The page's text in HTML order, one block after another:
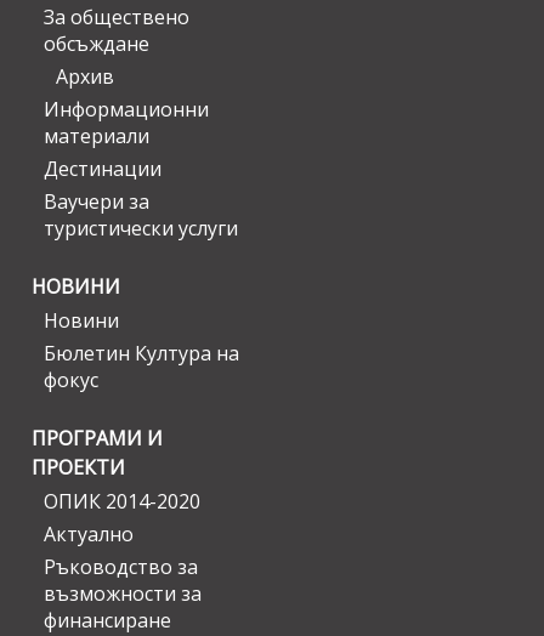
За обществено
обсъждане
Архив
Информационни
материали
Дестинации
Ваучери за
туристически услуги
НОВИНИ
Новини
Бюлетин Култура на
фокус
ПРОГРАМИ И
ПРОЕКТИ
ОПИК 2014-2020
Актуално
Ръководство за
възможности за
финансиране